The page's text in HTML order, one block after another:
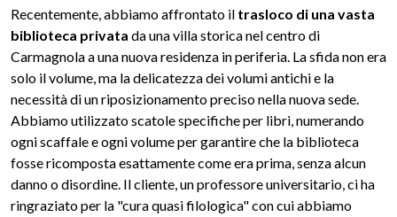
Recentemente, abbiamo affrontato il trasloco di una vasta
biblioteca privata da una villa storica nel centro di
Carmagnola a una nuova residenza in periferia. La sfida non era
solo il volume, ma la delicatezza dei volumi antichi e la
necessità di un riposizionamento preciso nella nuova sede.
Abbiamo utilizzato scatole specifiche per libri, numerando
ogni scaffale e ogni volume per garantire che la biblioteca
fosse ricomposta esattamente come era prima, senza alcun
danno o disordine. Il cliente, un professore universitario, ci ha
ringraziato per la "cura quasi filologica" con cui abbiamo